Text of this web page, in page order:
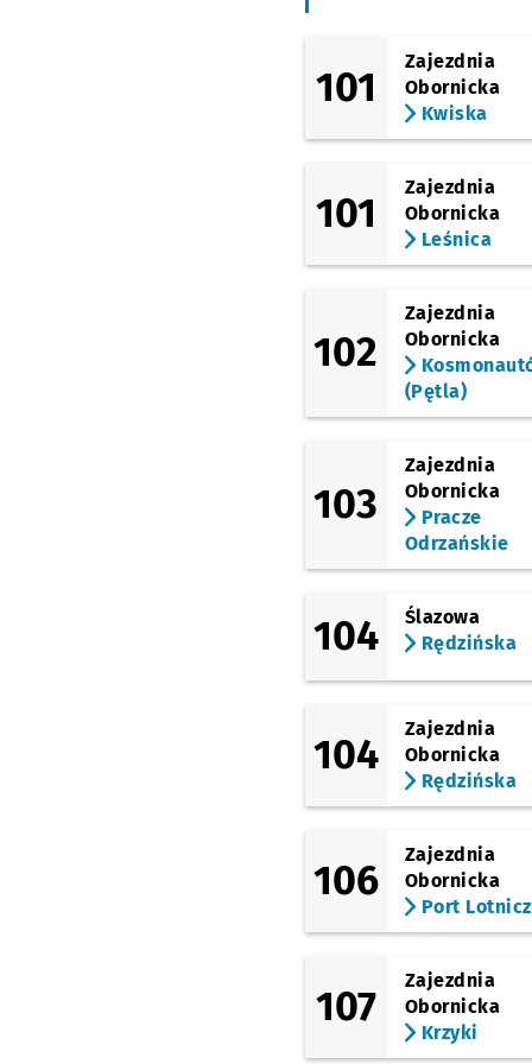
101
Zajezdnia
Obornicka
Kwiska
101
Zajezdnia
Obornicka
Leśnica
102
Zajezdnia
Obornicka
(Pętla)
103
Zajezdnia
Obornicka
Pracze
Odrzańskie
104
Ślazowa
Rędzińska
104
Zajezdnia
Obornicka
Rędzińska
106
Zajezdnia
Obornicka
Port
107
Zajezdnia
Obornicka
Krzyki